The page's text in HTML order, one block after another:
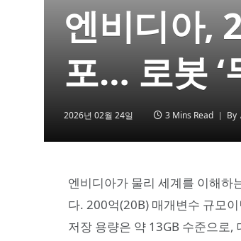
엔비디아,
포… 로봇 ‘
2026년 02월 24일 3 Mins Read By
엔비디아가 물리 세계를 이해하
다. 200억(20B) 매개변수 규모
저장 용량은 약 13GB 수준으로